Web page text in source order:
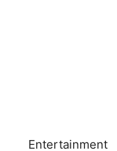
Entertainment